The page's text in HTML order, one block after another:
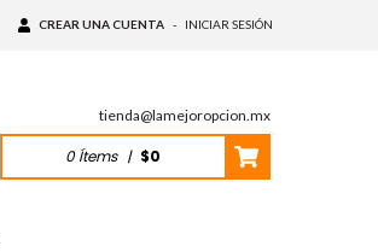
CREAR UNA CUENTA - INICIAR SESIÓN
tienda@lamejoropcion.mx
0Ítems | $0